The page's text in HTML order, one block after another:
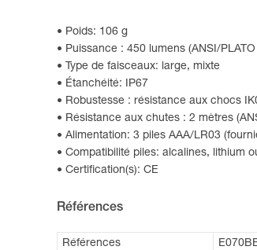
Poids: 106 g
Puissance : 450 lumens (ANSI/PLATO
Type de faisceaux: large, mixte
Étanchéité: IP67
Robustesse : résistance aux chocs
Résistance aux chutes : 2 mètres
Alimentation: 3 piles AAA/LR03
Compatibilité piles: alcalines, lithium
Certification(s): CE
Références
Références